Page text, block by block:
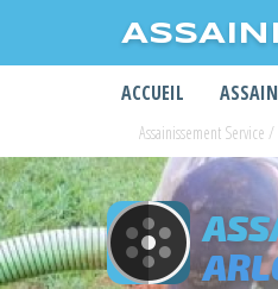
ACCUEIL
Assainissement Service /